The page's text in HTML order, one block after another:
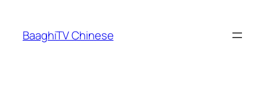
content
BaaghiTV Chinese